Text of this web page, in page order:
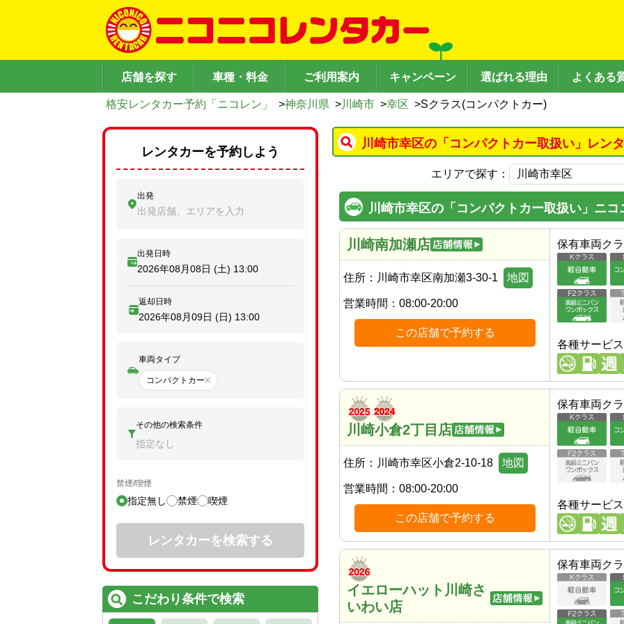
店舗を探す 車種・料金 ご利用案内 キャンペーン 選ばれる理由 よくある
格安レンタカー予約「ニコレン」 >神奈川県 >川崎市 >幸区 >Sクラス(コンパクトカー)
川崎市幸区の「コンパクトカー取扱い」レン
エリアで探す：
川崎市幸区の「コンパクトカー取扱い」ニ
川崎南加瀬店
住所： 川崎市幸区南加瀬3-30-1 地図
営業時間： 08:00-20:00
この店舗で予約する
保有車両ク
各種サービス
川崎小倉2丁目店
住所： 川崎市幸区小倉2-10-18 地図
営業時間： 08:00-20:00
この店舗で予約する
保有車両ク
各種サービス
イエローハット川崎さ
いわい店
保有車両ク
レンタカーを予約しよう
出発
出発店舗、エリアを入力
出発日時
2026年08月08日 (土) 13:00
返却日時
2026年08月09日 (日) 13:00
車両タイプ
コンパクトカー
その他の検索条件
指定なし
禁煙/喫煙
指定無し 禁煙 喫煙
レンタカーを検索する
こだわり条件で検索